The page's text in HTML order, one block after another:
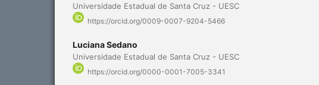
Universidade Estadual de Santa Cruz - UESC
https://orcid.org/0009-0007-9204-5466
Luciana Sedano
Universidade Estadual de Santa Cruz - UESC
https://orcid.org/0000-0001-7005-3341